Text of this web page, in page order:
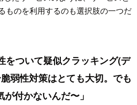
ものを利用するのも選択肢の一つだ
ついて疑似クラッキング(デ
弱性対策はとても大切。でも
付かないんだ〜」